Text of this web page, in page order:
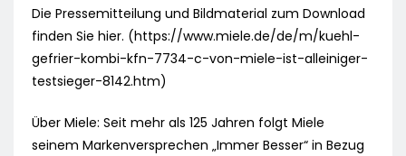
Die Pressemitteilung und Bildmaterial zum Download
finden Sie hier. (https://www.miele.de/de/m/kuehl-
gefrier-kombi-kfn-7734-c-von-miele-ist-alleiniger-
testsieger-8142.htm)
Über Miele: Seit mehr als 125 Jahren folgt Miele
seinem Markenversprechen „Immer Besser“ in Bezug